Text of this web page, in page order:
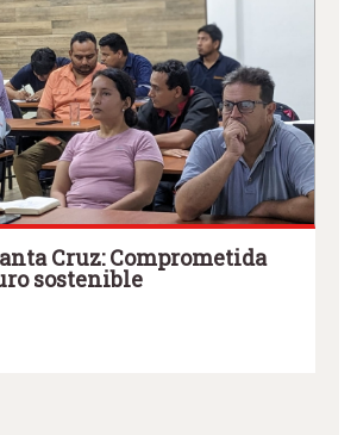
Cruz: Comprometida
sostenible